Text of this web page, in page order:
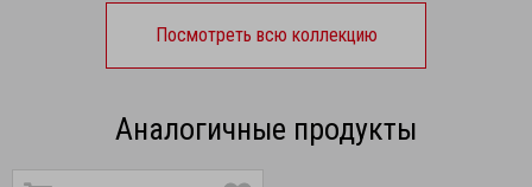
Посмотреть всю коллекцию
Аналогичные продукты